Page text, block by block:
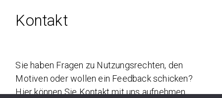
Kontakt
Sie haben Fragen zu Nutzungsrechten, den
Motiven oder wollen ein Feedback schicken?
Hier können Sie Kontakt mit uns aufnehmen.